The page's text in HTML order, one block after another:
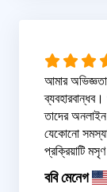
আমার
তাদের
যেকোনো
প্রক্রিয়াটি
ববি মেনেগ